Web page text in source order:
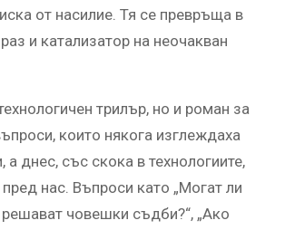
от насилие. Тя се превръща в
и катализатор на неочакван
трилър, но и роман за
които някога изглеждаха
а днес, със скока в технологиите,
нас. Въпроси като „Могат ли
човешки съдби?“, „Ако